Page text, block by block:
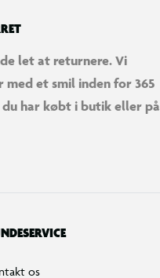
let at returnere. Vi
et smil inden for 365
du har købt i butik eller på
os